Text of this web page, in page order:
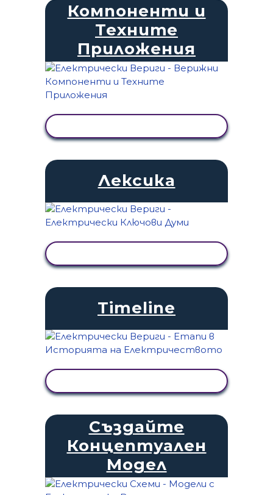
Компоненти и
Техните
Приложения
Лексика
Timeline
Създайте
Концептуален
Модел